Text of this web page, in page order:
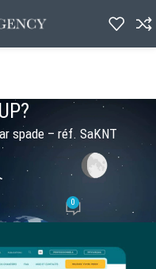
spade – réf. SaKNT
RÉALISATIONS
réf. SaKNT
04/05/2022 0